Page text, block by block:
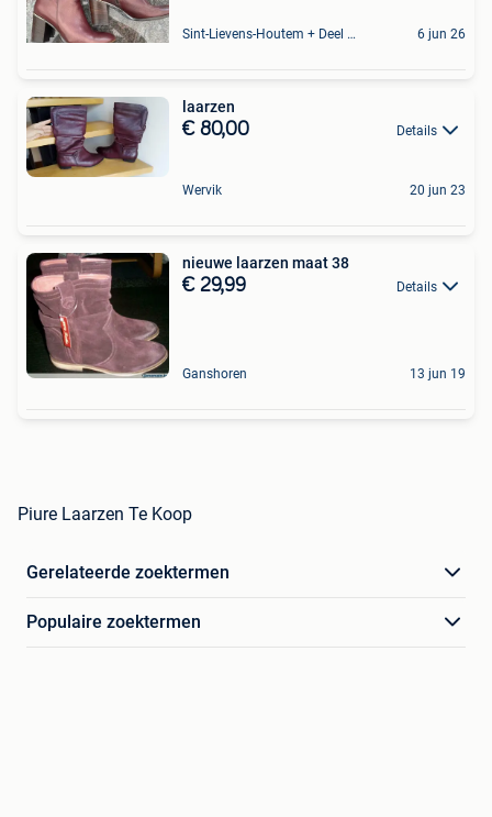
Sint-Lievens-Houtem + Deel Oombergen 6 jun 26
laarzen
€ 80,00 Details
Wervik 20 jun 23
nieuwe laarzen maat 38
€ 29,99 Details
Ganshoren 13 jun 19
Piure Laarzen Te Koop
Gerelateerde zoektermen
Populaire zoektermen